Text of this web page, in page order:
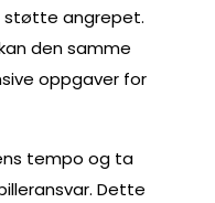
støtte angrepet.
den samme
oppgaver for
tempo og ta
Dette